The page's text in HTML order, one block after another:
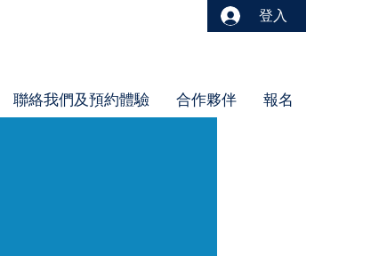
登入
聯絡我們及預約體驗 合作夥伴 報名